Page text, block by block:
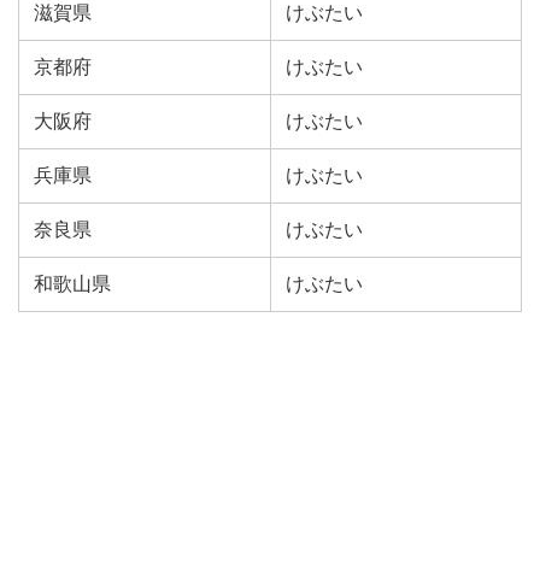
滋賀県 けぶたい
京都府 けぶたい
大阪府 けぶたい
兵庫県 けぶたい
奈良県 けぶたい
和歌山県 けぶたい